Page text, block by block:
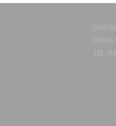
TEL.